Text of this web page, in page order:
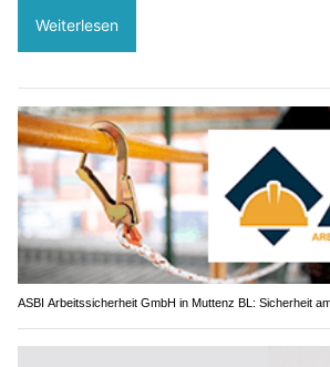
Weiterlesen
ASBI Arbeitssicherheit GmbH in Muttenz BL: Sicherheit